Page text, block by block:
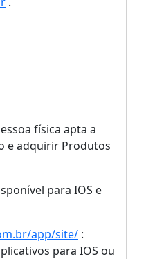
física apta a
e adquirir Produtos
para IOS e
app/site/ :
para IOS ou